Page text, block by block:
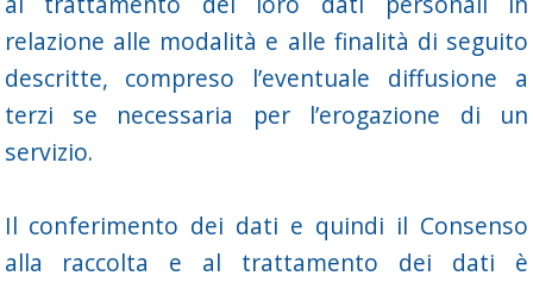
relazione alle modalità e alle finalità di seguito
descritte, compreso l’eventuale diffusione a
terzi se necessaria per l’erogazione di un
servizio.
Il conferimento dei dati e quindi il Consenso
alla raccolta e al trattamento dei dati è